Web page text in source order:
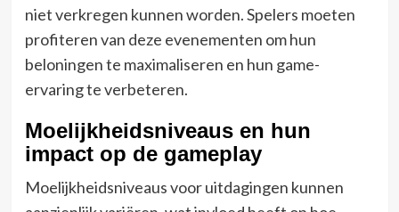
niet verkregen kunnen worden. Spelers moeten
profiteren van deze evenementen om hun
beloningen te maximaliseren en hun game-
ervaring te verbeteren.
Moelijkheidsniveaus en hun
impact op de gameplay
Moelijkheidsniveaus voor uitdagingen kunnen